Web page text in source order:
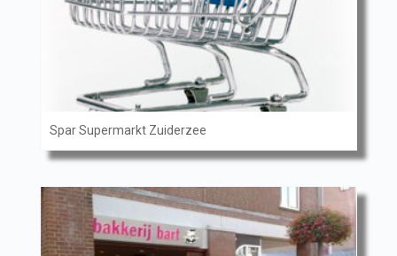
Spar Supermarkt Zuiderzee